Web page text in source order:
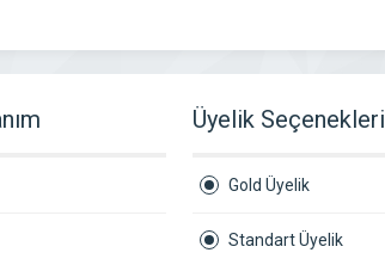
Üyelik Seçenekleri
Gold Üyelik
Standart Üyelik